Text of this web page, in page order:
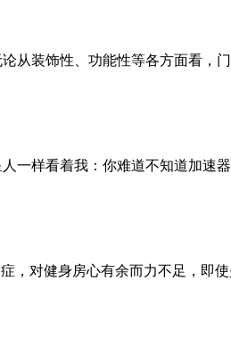
从装饰性、功能性等各方面看，
一样看着我：你难道不知道加速
，对健身房心有余而力不足，即